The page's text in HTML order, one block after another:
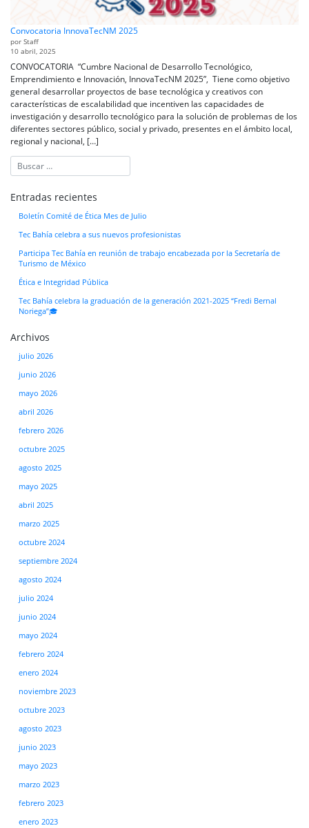
Convocatoria InnovaTecNM 2025
por Staff
10 abril, 2025
CONVOCATORIA “Cumbre Nacional de Desarrollo Tecnológico,
Emprendimiento e Innovación, InnovaTecNM 2025”, Tiene como objetivo
general desarrollar proyectos de base tecnológica y creativos con
características de escalabilidad que incentiven las capacidades de
investigación y desarrollo tecnológico para la solución de problemas de los
diferentes sectores público, social y privado, presentes en el ámbito local,
regional y nacional, […]
Entradas recientes
Boletín Comité de Ética Mes de Julio
Tec Bahía celebra a sus nuevos profesionistas
Participa Tec Bahía en reunión de trabajo encabezada por la Secretaría de
Turismo de México
Ética e Integridad Pública
Tec Bahía celebra la graduación de la generación 2021-2025 “Fredi Bernal
Noriega”🎓
Archivos
julio 2026
junio 2026
mayo 2026
abril 2026
febrero 2026
octubre 2025
agosto 2025
mayo 2025
abril 2025
marzo 2025
octubre 2024
septiembre 2024
agosto 2024
julio 2024
junio 2024
mayo 2024
febrero 2024
enero 2024
noviembre 2023
octubre 2023
agosto 2023
junio 2023
mayo 2023
marzo 2023
febrero 2023
enero 2023